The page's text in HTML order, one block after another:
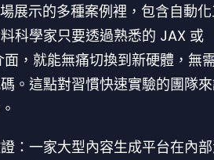
展示的多種案例裡，包含自動
科學家只要透過熟悉的 JAX 或
，就能無痛切換到新硬體，無
。這點對習慣快速實驗的團隊
：一家大型內容生成平台在內